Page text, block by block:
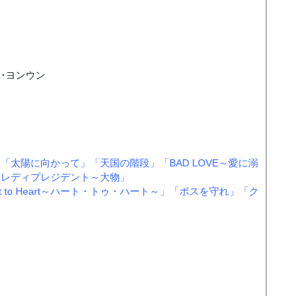
･ヨンウン
「太陽に向かって」 「天国の階段」
「BAD LOVE～愛に溺
レディプレジデント～大物」
to Heart～ハート・トゥ・ハート～」 「ボスを守れ」
「ク